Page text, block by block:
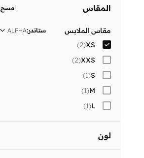
لباس يومي
المقاس 1مسح
مقاس الملابس ستاندر:
ALPHA
XS
(
2
)
XXS
(
2
)
S
(
1
)
M
(
1
)
L
(
1
)
لون